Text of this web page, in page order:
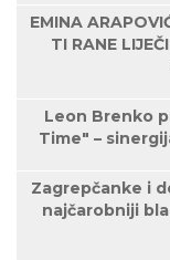
EMINA
TI RANE
Leon Brenko
Time" –
Zagrepčanke i
najčarobniji